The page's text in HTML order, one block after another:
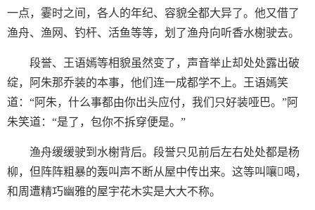
一点，霎时之间，各人的年纪、容貌全都大异了。他又借了
渔舟、渔网、钓杆、活鱼等等，划了渔舟向听香水榭驶去。
段誉、王语嫣等相貌虽然变了，声音举止却处处露出破
绽，阿朱那乔装的本事，他们连一成都学不上。王语嫣笑
道：“阿朱，什么事都由你出头应付，我们只好装哑巴。”阿
朱笑道：“是了，包你不拆穿便是。”
渔舟缓缓驶到水榭背后。段誉只见前后左右处处都是杨
柳，但阵阵粗暴的轰叫声不断从屋中传出来。这等叫嚷喝，
和周遭精巧幽雅的屋宇花木实是大大不称。